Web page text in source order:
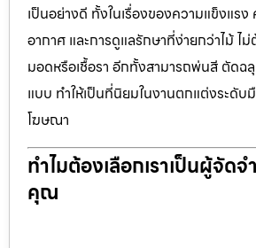
เป็นอย่างดี ทั้งในเรื่องของความแข็งแร
อากาศ และการดูแลรักษาที่ง่ายกว่าไม้ ไ
มอดหรือเชื้อรา อีกทั้งสามารถพ่นสี ตัดฉ
แบบ ทำให้เป็นที่นิยมในงานตกแต่งระดับ
โฆษณา
ทำไมต้องเลือกเราเป็นผู้จัด
คุณ